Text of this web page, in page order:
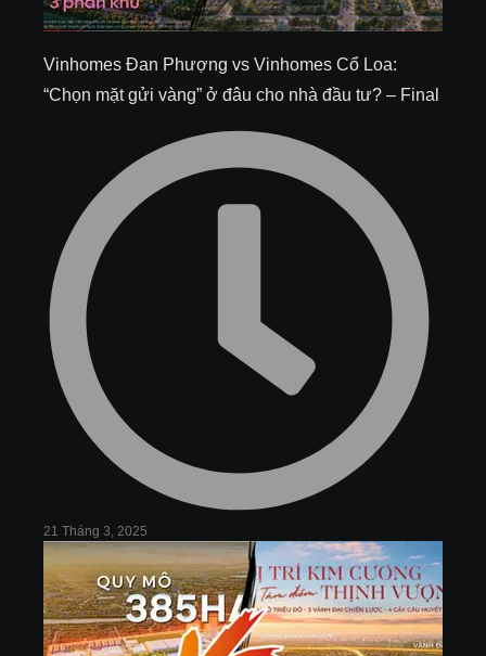
Vinhomes Đan Phượng vs Vinhomes Cổ Loa:
“Chọn mặt gửi vàng” ở đâu cho nhà đầu tư? – Final
21 Tháng 3, 2025